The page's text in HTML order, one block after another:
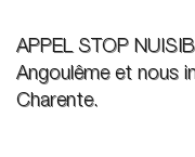
APPEL STOP
Angoulême et nous
Charente.